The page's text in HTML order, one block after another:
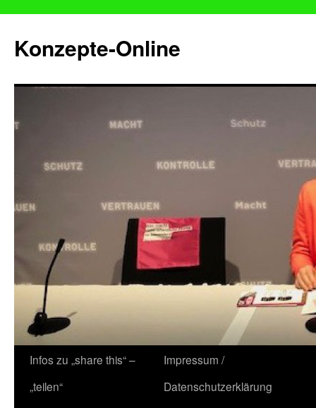
Konzepte-Online
Zum
Inhalt
Infos zu „share this“ –
„teilen“
Impressum /
Datenschutzerklärung